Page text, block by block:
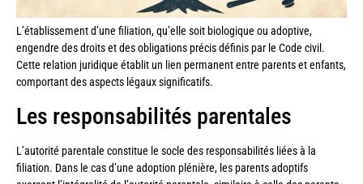
L’établissement d’une filiation, qu’elle soit biologique ou adoptive,
engendre des droits et des obligations précis définis par le Code civil.
Cette relation juridique établit un lien permanent entre parents et enfants,
comportant des aspects légaux significatifs.
Les responsabilités parentales
L’autorité parentale constitue le socle des responsabilités liées à la
filiation. Dans le cas d’une adoption plénière, les parents adoptifs